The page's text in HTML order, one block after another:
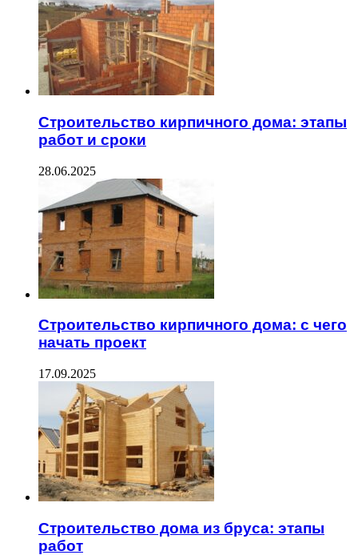
Строительство кирпичного дома: этапы
работ и сроки
28.06.2025
Строительство кирпичного дома: с чего
начать проект
17.09.2025
Строительство дома из бруса: этапы
работ